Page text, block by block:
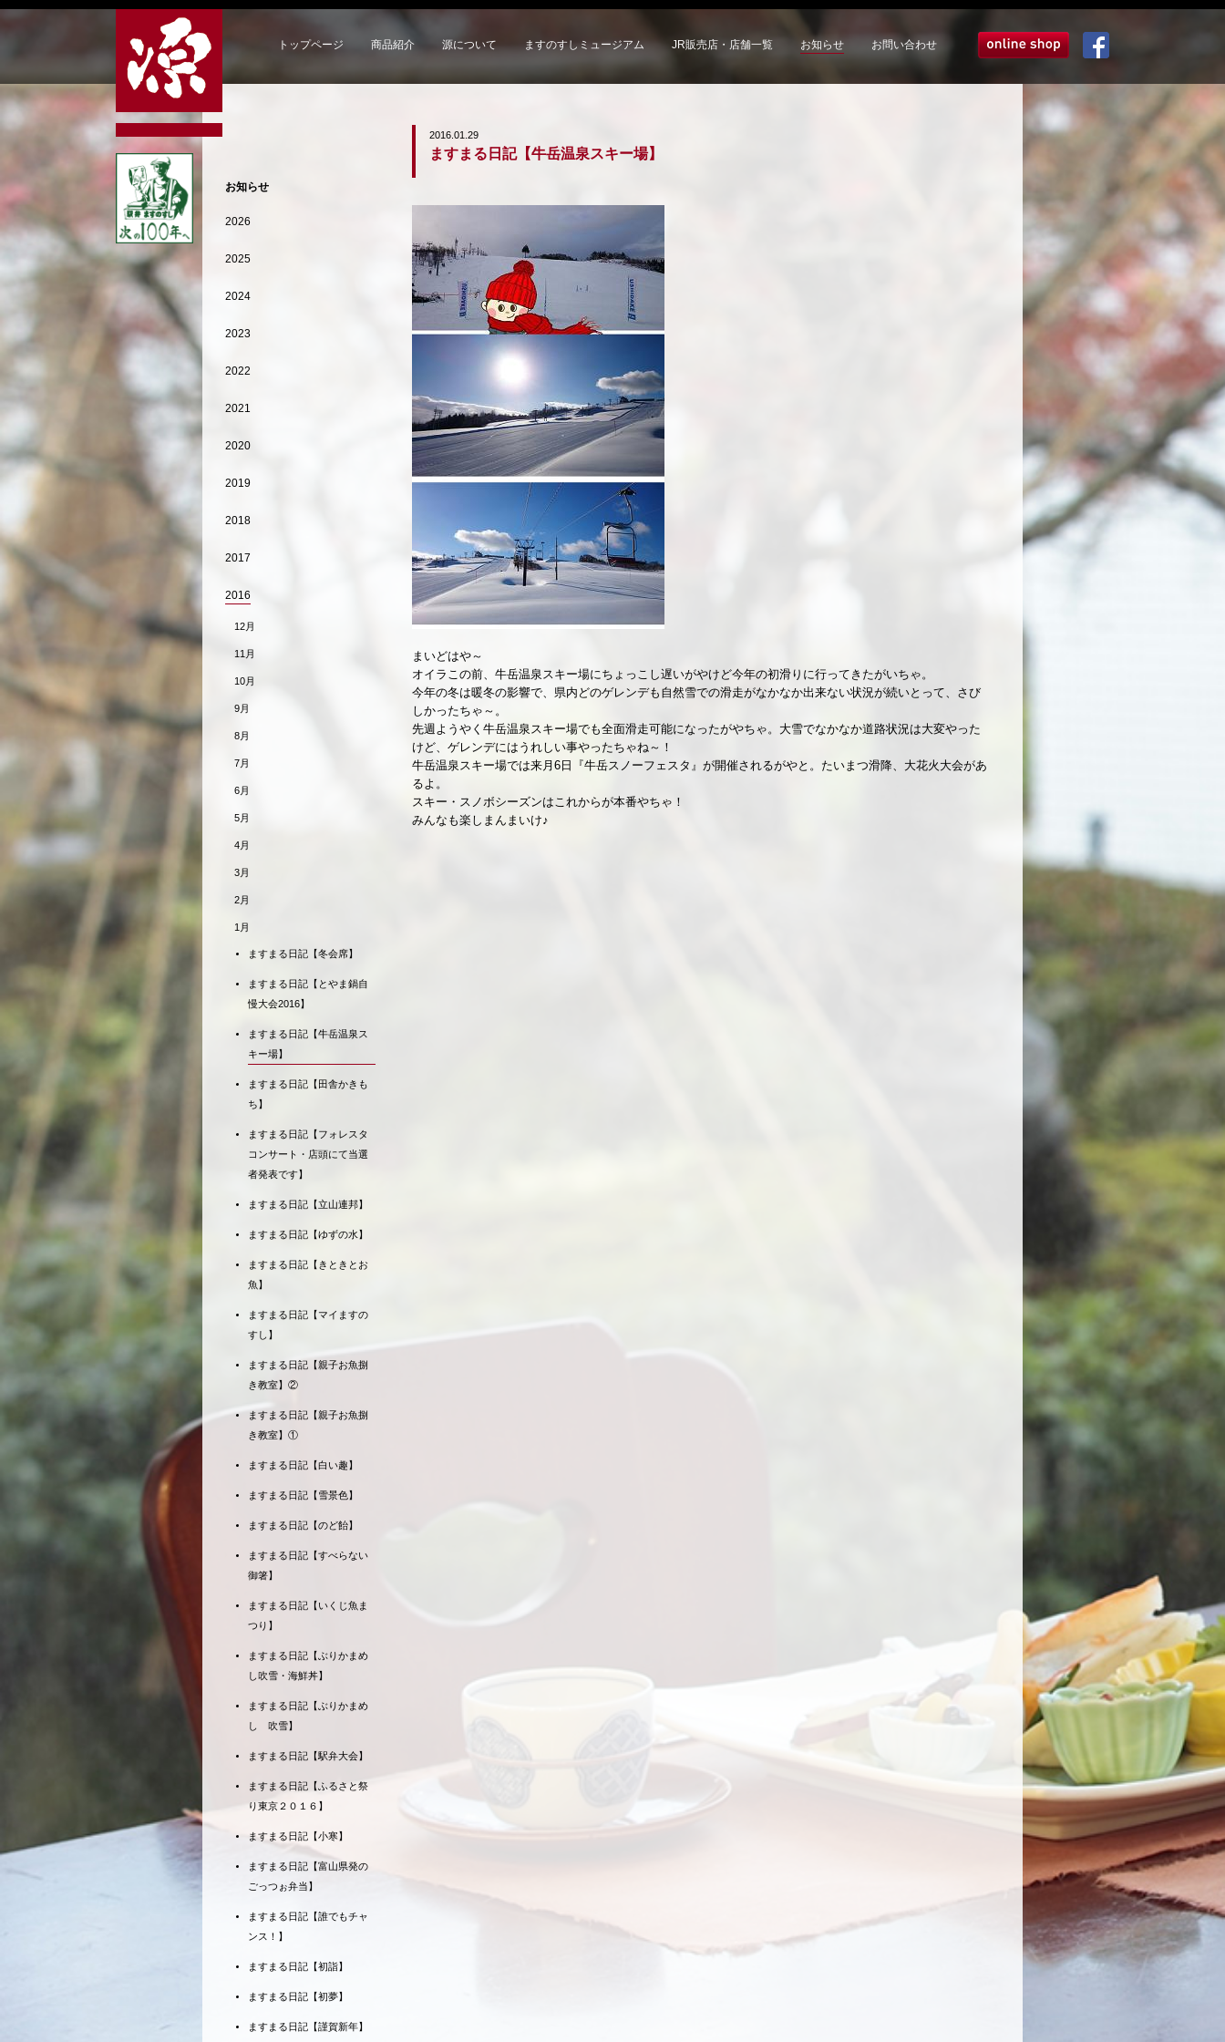
トップページ 商品紹介 源について ますのすしミュージアム JR販売店・店舗一覧 お知らせ お問い合わせ オンラインショップ
2016.01.29
ますまる日記【牛岳温泉スキー場】
まいどはや～
オイラこの前、牛岳温泉スキー場にちょっこし遅いがやけど今年の初滑りに行ってきたがいちゃ。
今年の冬は暖冬の影響で、県内どのゲレンデも自然雪での滑走がなかなか出来ない状況が続いとって、さび
しかったちゃ～。
先週ようやく牛岳温泉スキー場でも全面滑走可能になったがやちゃ。大雪でなかなか道路状況は大変やった
けど、ゲレンデにはうれしい事やったちゃね～！
牛岳温泉スキー場では来月6日『牛岳スノーフェスタ』が開催されるがやと。たいまつ滑降、大花火大会があ
るよ。
スキー・スノボシーズンはこれからが本番やちゃ！
みんなも楽しまんまいけ♪
お知らせ
2026
2025
2024
2023
2022
2021
2020
2019
2018
2017
2016
12月
11月
10月
9月
8月
7月
6月
5月
4月
3月
2月
1月
ますまる日記【冬会席】
ますまる日記【とやま鍋自
慢大会2016】
ますまる日記【牛岳温泉ス
キー場】
ますまる日記【田舎かきも
ち】
ますまる日記【フォレスタ
コンサート・店頭にて当選
者発表です】
ますまる日記【立山連邦】
ますまる日記【ゆずの水】
ますまる日記【きときとお
魚】
ますまる日記【マイますの
すし】
ますまる日記【親子お魚捌
き教室】②
ますまる日記【親子お魚捌
き教室】①
ますまる日記【白い趣】
ますまる日記【雪景色】
ますまる日記【のど飴】
ますまる日記【すべらない
御箸】
ますまる日記【いくじ魚ま
つり】
ますまる日記【ぶりかまめ
し吹雪・海鮮丼】
ますまる日記【ぶりかまめ
し 吹雪】
ますまる日記【駅弁大会】
ますまる日記【ふるさと祭
り東京２０１６】
ますまる日記【小寒】
ますまる日記【富山県発の
ごっつぉ弁当】
ますまる日記【誰でもチャ
ンス！】
ますまる日記【初詣】
ますまる日記【初夢】
ますまる日記【謹賀新年】